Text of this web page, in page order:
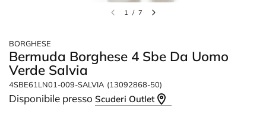
1 / 7
BORGHESE
Bermuda Borghese 4 Sbe Da Uomo
Verde Salvia
4SBE61LN01-009-SALVIA (13092868-50)
Disponibile pressoScuderi Outlet